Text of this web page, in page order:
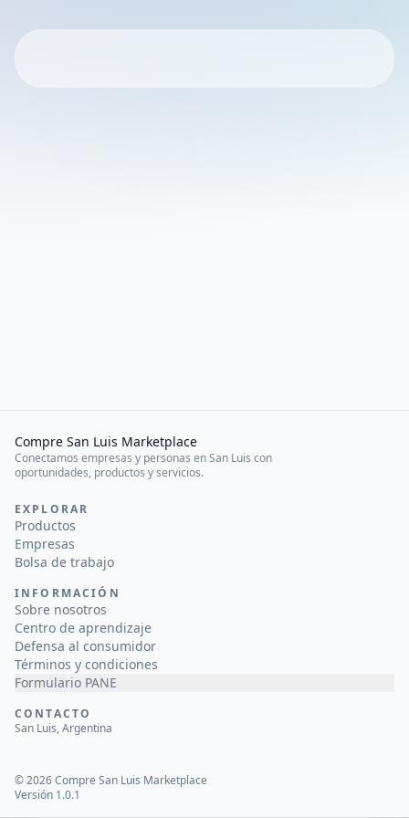
Compre San Luis Marketplace
Conectamos empresas y personas en San Luis con
oportunidades, productos y servicios.
EXPLORAR
Productos
Empresas
Bolsa de trabajo
INFORMACIÓN
Sobre nosotros
Centro de aprendizaje
Defensa al consumidor
Términos y condiciones
Formulario PANE
CONTACTO
San Luis, Argentina
©2026Compre San Luis Marketplace
Versión 1.0.1